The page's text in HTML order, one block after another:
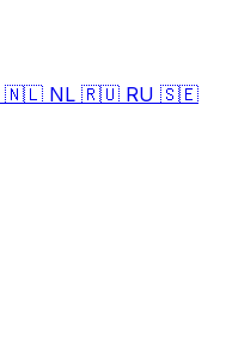
🇳🇱 NL 🇷🇺 RU 🇸🇪